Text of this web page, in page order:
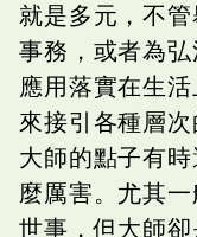
就是多元，不
事務，或者為
應用落實在生
來接引各種層
大師的點子有
麼厲害。尤其
世事，但大師